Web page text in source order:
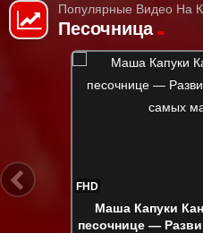
Популярные Видео На
Песочница
FHD
Ам Ням и
Развивающие